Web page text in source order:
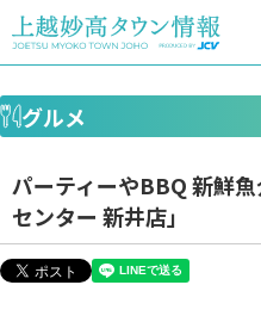
グルメ
パーティーやBBQ 新鮮
センター 新井店」